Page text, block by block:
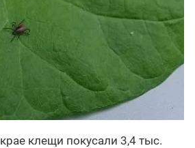
клещи покусали 3,4 тыс.